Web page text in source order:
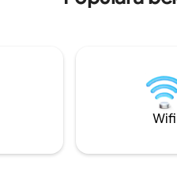
- Kylskåp
-50 tums smt tv,
Mile <40 minuters
Jones bch -
Wifi